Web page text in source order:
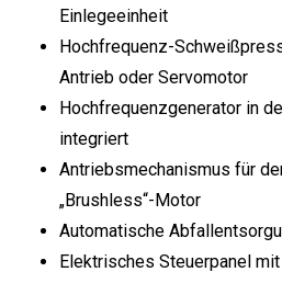
Einlegeeinheit
Hochfrequenz-
Antrieb oder Servomotor
Hochfrequenzgenerator in
integriert
Antriebsmechanismus für
„Brushless“-Motor
Automatische
Elektrisches Steuerpanel